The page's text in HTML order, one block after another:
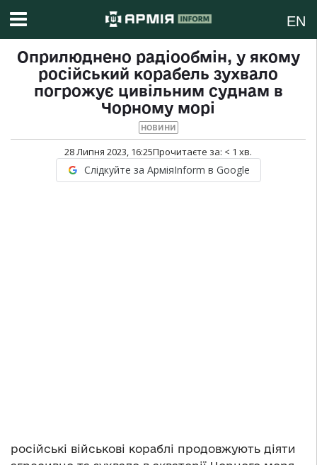
EN
Оприлюднено радіообмін, у якому
російський корабель зухвало
погрожує цивільним суднам в
Чорному морі
НОВИНИ
28 Липня 2023, 16:25Прочитаєте за: < 1 хв.
Слідкуйте за АрміяInform в Google
російські військові кораблі продовжують діяти